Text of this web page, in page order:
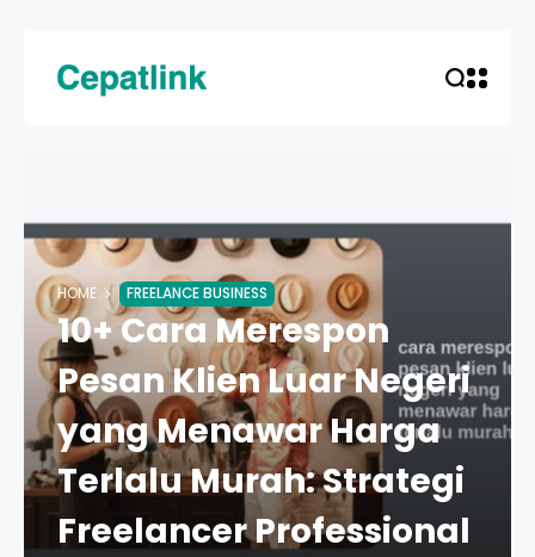
HOME FREELANCE BUSINESS
10+ Cara Merespon
Pesan Klien Luar Negeri
yang Menawar Harga
Terlalu Murah: Strategi
Freelancer Professional